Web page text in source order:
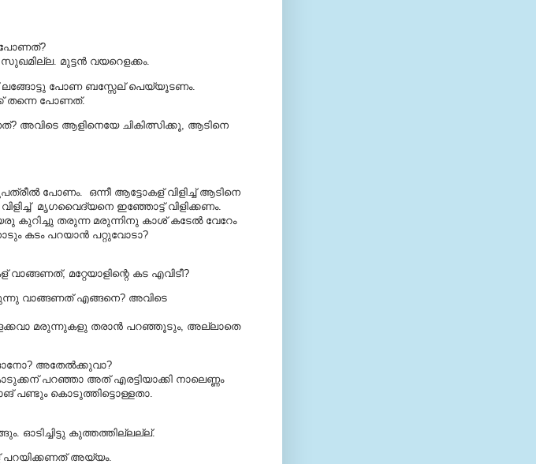
പോണത്?
മുട്ടന്‍ വയറെളക്കം.
പോണ ബസ്സേല്‌ പെയ്യൂടണം.
തന്നെ പോണത്.
അവിടെ ആളിനെയേ ചികിത്സിക്കൂ, ആടിനെ
പോണം. ഒന്നീ ആട്ടോകള്‌ വിളിച്ച് ആടിനെ
മൃഗവൈദ്യനെ ഇഞ്ഞോട്ട് വിളിക്കണം.
തരുന്ന മരുന്നിനു കാശ് കടേല്‍ വേറേം
കടം പറയാന്‍ പറ്റുവോടാ?
മറ്റേയാളിന്റെ കട എവിടീ?
വാങ്ങണത് എങ്ങനെ? അവിടെ
മരുന്നുകളു തരാന്‍ പറഞ്ഞൂടും, അല്ലാതെ
അതേല്‍ക്കുവാ?
പറഞ്ഞാ അത് എരട്ടിയാക്കി നാലെണ്ണം
പണ്ടും കൊടുത്തിട്ടൊള്ളതാ.
ഓടിച്ചിട്ടു കുത്തത്തില്ലല്ല്.
പറയിക്കണത് അയ്യം.